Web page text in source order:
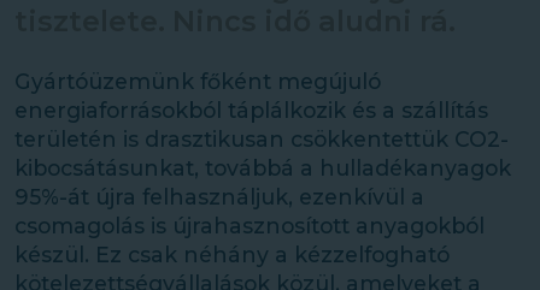
Gyártóüzemünk főként megújuló
energiaforrásokból táplálkozik és a szállítás
területén is drasztikusan csökkentettük CO2-
kibocsátásunkat, továbbá a hulladékanyagok
95%-át újra felhasználjuk, ezenkívül a
csomagolás is újrahasznosított anyagokból
készül. Ez csak néhány a kézzelfogható
kötelezettségvállalások közül, amelyeket a